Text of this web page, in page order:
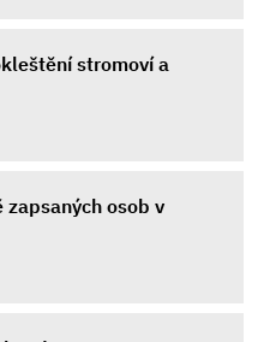
stromoví a
osob v